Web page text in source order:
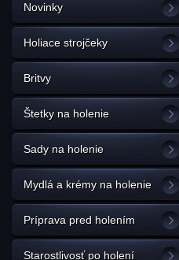
Novinky
Holiace strojčeky
Britvy
Štetky na holenie
Sady na holenie
Mydlá a krémy na holenie
Príprava pred holením
Starostlivosť po holení